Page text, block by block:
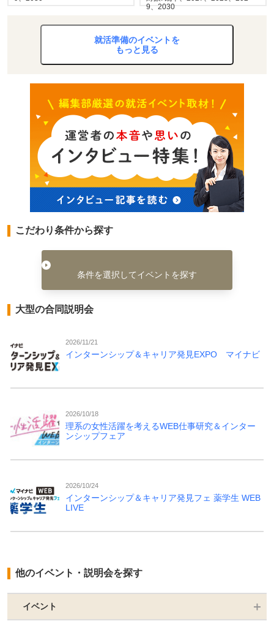
9、2030
就活準備のイベントを
もっと見る
こだわり条件から探す
条件を選択してイベントを探す
大型の合同説明会
2026/11/21
インターンシップ＆キャリア発見EXPO マイナビ
2026/10/18
理系の女性活躍を考えるWEB仕事研究＆インター
ンシップフェア
2026/10/24
インターンシップ＆キャリア発見フェ 薬学生 WEB
LIVE
他のイベント・説明会を探す
イベント